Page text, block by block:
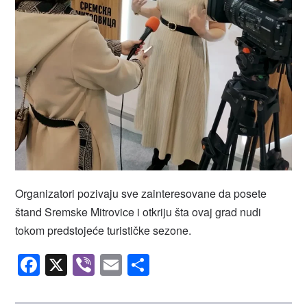
Organizatori pozivaju sve zainteresovane da posete
štand Sremske Mitrovice i otkriju šta ovaj grad nudi
tokom predstojeće turističke sezone.
Facebook
X Viber
Email